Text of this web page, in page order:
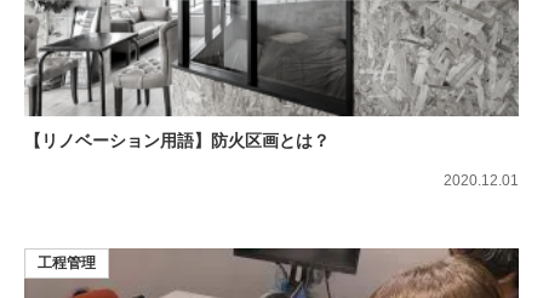
【リノベーション用語】防火区画とは？
2020.12.01
工程管理